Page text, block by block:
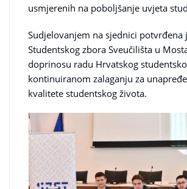
usmjerenih na poboljšanje uvjeta
Sudjelovanjem na sjednici potvrđena
Studentskog zbora Sveučilišta u
doprinosu radu Hrvatskog
kontinuiranom zalaganju za
kvalitete studentskog života.